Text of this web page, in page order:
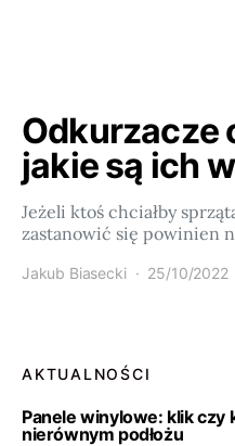
Odkurzacze
jakie są ich
Jeżeli ktoś chciałby
zastanowić się powinien
Jakub Biasecki 25/10/2022
AKTUALNOŚCI
Panele winylowe: klik czy
nierównym podłożu